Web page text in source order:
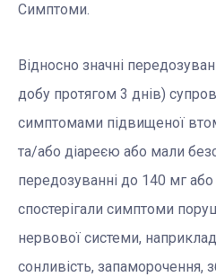
Симптоми.
Відносно значні
добу протягом 3 днів)
симптомами підвищеної
та/або діареєю або мали
передозуванні до 140 мг
спостерігали симптоми
нервової системи, наприклад
сонливість, запаморочення,